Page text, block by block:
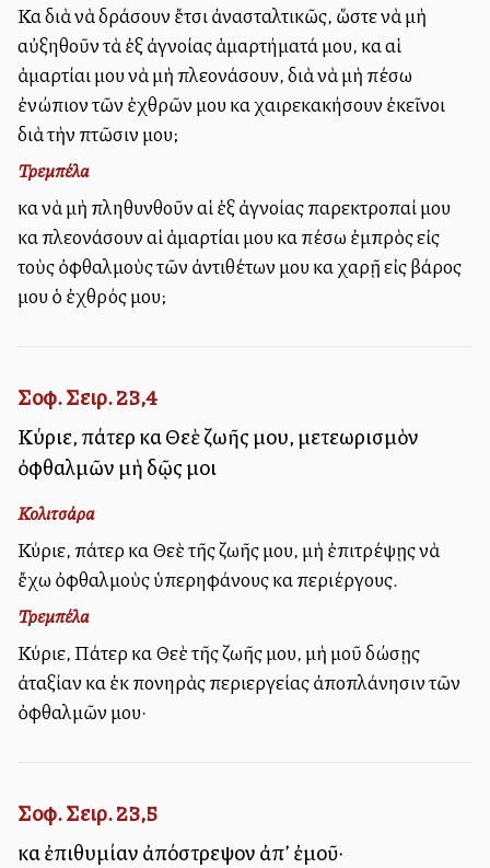
Καὶ διὰ νὰ δράσουν ἔτσι ἀνασταλτικῶς, ὥστε νὰ μὴ
αὐξηθοῦν τὰ ἐξ ἀγνοίας ἁμαρτήματά μου, καὶ αἱ
ἁμαρτίαι μου νὰ μὴ πλεονάσουν, διὰ νὰ μὴ πέσω
ἐνώπιον τῶν ἐχθρῶν μου καὶ χαιρεκακήσουν ἐκεῖνοι
διὰ τὴν πτῶσιν μου;
Τρεμπέλα
καὶ νὰ μὴ πληθυνθοῦν αἱ ἐξ ἀγνοίας παρεκτροπαί μου
καὶ πλεονάσουν αἱ ἁμαρτίαι μου καὶ πέσω ἐμπρὸς εἰς
τοὺς ὀφθαλμοὺς τῶν ἀντιθέτων μου καὶ χαρῇ εἰς βάρος
μου ὁ ἐχθρός μου;
Σοφ. Σειρ. 23,4
Κύριε, πάτερ καὶ Θεὲ ζωῆς μου, μετεωρισμὸν
ὀφθαλμῶν μὴ δῷς μοι
Κολιτσάρα
Κύριε, πάτερ καὶ Θεὲ τῆς ζωῆς μου, μὴ ἐπιτρέψῃς νὰ
ἔχω ὀφθαλμοὺς ὑπερηφάνους καὶ περιέργους.
Τρεμπέλα
Κύριε, Πάτερ καὶ Θεὲ τῆς ζωῆς μου, μὴ μοῦ δώσῃς
ἀταξίαν καὶ ἐκ πονηρὰς περιεργείας ἀποπλάνησιν τῶν
ὀφθαλμῶν μου·
Σοφ. Σειρ. 23,5
καὶ ἐπιθυμίαν ἀπόστρεψον ἀπ’ ἐμοῦ·